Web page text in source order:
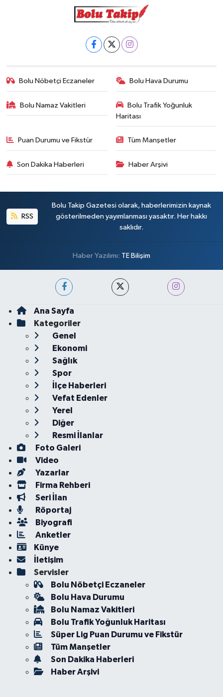
Bolu Nöbetçi Eczaneler Bolu Hava Durumu
Bolu Namaz Vakitleri
Bolu Trafik Yoğunluk
Haritası
Puan Durumu ve Fikstür Tüm Manşetler
Son Dakika Haberleri Haber Arşivi
RSS
Bolu Takip Gazetesi olarak, haberlerimizin kaynak
gösterilmeden yayımlanması yasaktır. Her hakkı
saklıdır.
Haber Yazılımı: TE Bilişim
Ana Sayfa
Kategoriler
Genel
Ekonomi
Sağlık
Spor
İlçe Haberleri
Vefat Edenler
Yerel
Diğer
Resmi İlanlar
Foto Galeri
Video
Yazarlar
Firma Rehberi
Seri İlan
Röportaj
Biyografi
Anketler
Künye
İletişim
Servisler
Bolu Nöbetçi Eczaneler
Bolu Hava Durumu
Bolu Namaz Vakitleri
Bolu Trafik Yoğunluk Haritası
Süper Lig Puan Durumu ve Fikstür
Tüm Manşetler
Son Dakika Haberleri
Haber Arşivi